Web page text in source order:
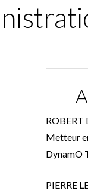
ROBERT
Metteur
DynamO
PIERRE